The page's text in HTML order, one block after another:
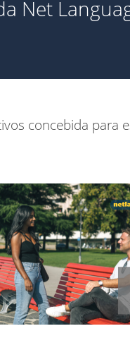
Net
concebida para